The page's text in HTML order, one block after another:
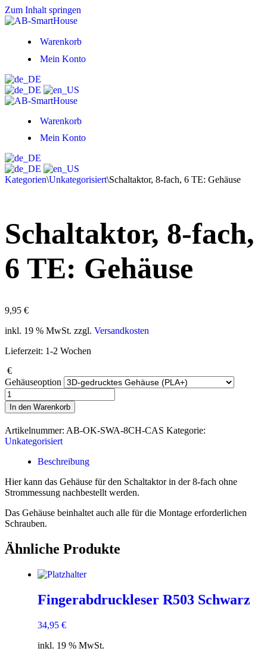
Zum Inhalt springen
Warenkorb
Mein Konto
Warenkorb
Mein Konto
Kategorien\Unkategorisiert\Schaltaktor, 8-fach, 6 TE: Gehäuse
Schaltaktor, 8-fach,
6 TE: Gehäuse
9,95 €
inkl. 19 % MwSt. zzgl. Versandkosten
Lieferzeit: 1-2 Wochen
€
Gehäuseoption
Schaltaktor,
8-
fach,
6
TE:
Gehäuse
In den Warenkorb
Artikelnummer: AB-OK-SWA-8CH-CAS Kategorie:
Unkategorisiert
Beschreibung
Hier kann das Gehäuse für den Schaltaktor in der 8-fach ohne
Strommessung nachbestellt werden.
Das Gehäuse beinhaltet auch alle für die Montage erforderlichen
Schrauben.
Ähnliche Produkte
Fingerabdruckleser R503 Schwarz
34,95 €
inkl. 19 % MwSt.